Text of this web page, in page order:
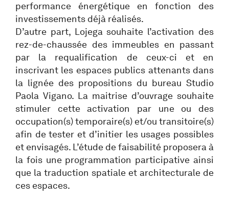
performance énergétique en fonction des
investissements déjà réalisés.
D’autre part, Lojega souhaite l’activation des
rez-de-chaussée des immeubles en passant
par la requalification de ceux-ci et en
inscrivant les espaces publics attenants dans
la lignée des propositions du bureau Studio
Paola Vigano. La maitrise d’ouvrage souhaite
stimuler cette activation par une ou des
occupation(s) temporaire(s) et/ou transitoire(s)
afin de tester et d’initier les usages possibles
et envisagés. L’étude de faisabilité proposera à
la fois une programmation participative ainsi
que la traduction spatiale et architecturale de
ces espaces.